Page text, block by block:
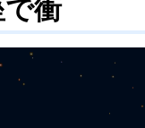
衝